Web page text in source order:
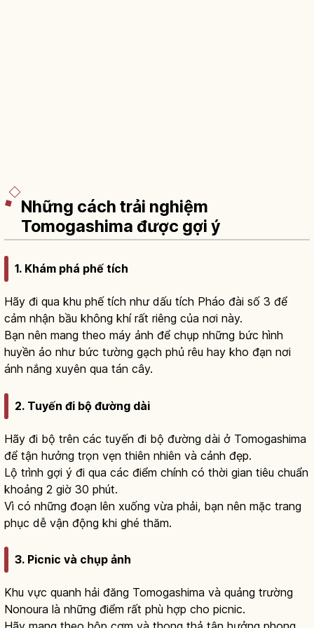
Những cách trải nghiệm
Tomogashima được gợi ý
1. Khám phá phế tích
Hãy đi qua khu phế tích như dấu tích Pháo đài số 3 để
cảm nhận bầu không khí rất riêng của nơi này.
Bạn nên mang theo máy ảnh để chụp những bức hình
huyền ảo như bức tường gạch phủ rêu hay kho đạn nơi
ánh nắng xuyên qua tán cây.
2. Tuyến đi bộ đường dài
Hãy đi bộ trên các tuyến đi bộ đường dài ở Tomogashima
để tận hưởng trọn vẹn thiên nhiên và cảnh đẹp.
Lộ trình gợi ý đi qua các điểm chính có thời gian tiêu chuẩn
khoảng 2 giờ 30 phút.
Vì có những đoạn lên xuống vừa phải, bạn nên mặc trang
phục dễ vận động khi ghé thăm.
3. Picnic và chụp ảnh
Khu vực quanh hải đăng Tomogashima và quảng trường
Nonoura là những điểm rất phù hợp cho picnic.